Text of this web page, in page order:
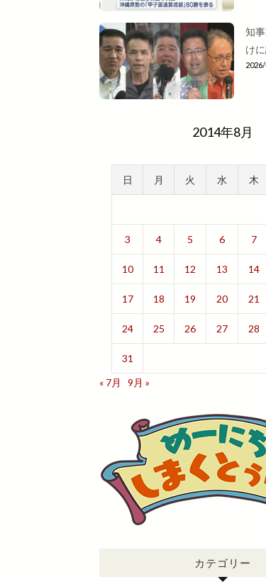
知
け
2014年8月
日 月 火 水 木
3 4 5 6 7
10 11 12 13 14
17 18 19 20 21
24 25 26 27 28
31
« 7月
9月 »
カテゴリー